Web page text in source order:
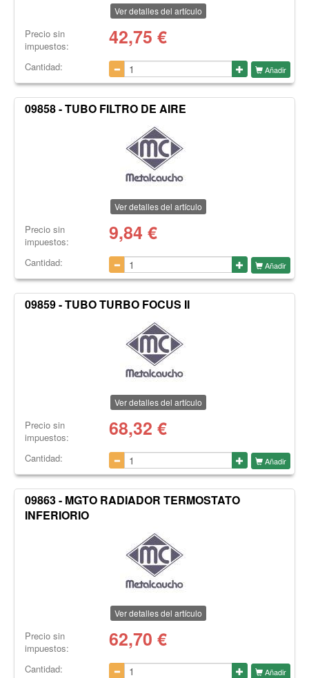
Ver detalles del artículo
Precio sin
impuestos:
42,75 €
Cantidad: Añadir
09858 - TUBO FILTRO DE AIRE
Ver detalles del artículo
Precio sin
impuestos:
9,84 €
Cantidad: Añadir
09859 - TUBO TURBO FOCUS II
Ver detalles del artículo
Precio sin
impuestos:
68,32 €
Cantidad: Añadir
09863 - MGTO RADIADOR TERMOSTATO
INFERIORIO
Ver detalles del artículo
Precio sin
impuestos:
62,70 €
Cantidad: Añadir